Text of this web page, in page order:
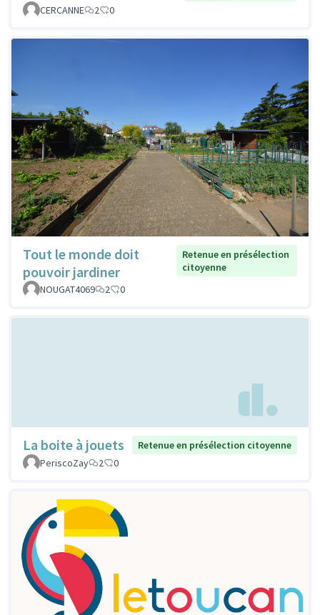
CERCANNE
2 0
Tout le monde doit
pouvoir jardiner
Retenue en présélection
citoyenne
NOUGAT4069
2 0
La boite à jouets
Retenue en présélection citoyenne
PeriscoZay
2 0